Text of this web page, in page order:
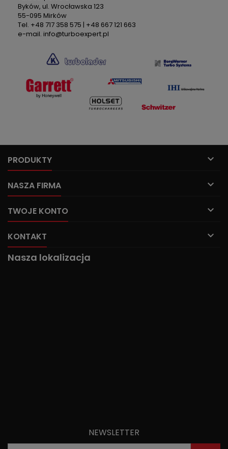
Byków, ul. Wrocławska 123
55-095 Mirków
Tel. +48 717 358 575 | +48 667 121 663
e-mail. info@turboexpert.pl
PRODUKTY 
NASZA FIRMA 
TWOJE KONTO 
KONTAKT 
Nasza lokalizacja
NEWSLETTER